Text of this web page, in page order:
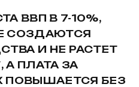
ВВП В 7-10%,
СОЗДАЮТСЯ
И НЕ РАСТЕТ
А ПЛАТА ЗА
ПОВЫШАЕТСЯ БЕЗ